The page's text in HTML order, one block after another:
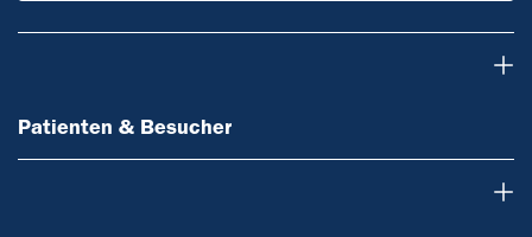
Patienten & Besucher